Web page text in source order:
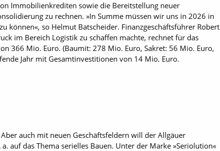
Immobilienkrediten sowie die Bereitstellung neuer
zu rechnen. »In Summe müssen wir uns in 2026 in
können«, so Helmut Batscheider. Finanzgeschäftsführer Robert
im Bereich Logistik zu schaffen machte, rechnet für das
366 Mio. Euro. (Baumit: 278 Mio. Euro, Sakret: 56 Mio. Euro,
Jahr mit Gesamtinvestitionen von 14 Mio. Euro.
auch mit neuen Geschäftsfeldern will der Allgäuer
auf das Thema serielles Bauen. Unter der Marke »Seriolution«